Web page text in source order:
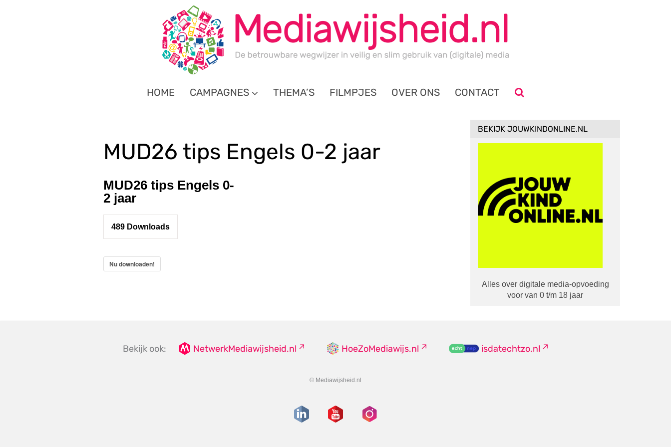
HOME CAMPAGNES THEMA’S FILMPJES OVER ONS CONTACT
MUD26 tips Engels 0-2 jaar
MUD26 tips Engels 0-
2 jaar
489 Downloads
Nu downloaden!
BEKIJK JOUWKINDONLINE.NL
Alles over digitale media-opvoeding
voor van 0 t/m 18 jaar
Bekijk ook: NetwerkMediawijsheid.nl HoeZoMediawijs.nl isdatechtzo.nl
© Mediawijsheid.nl